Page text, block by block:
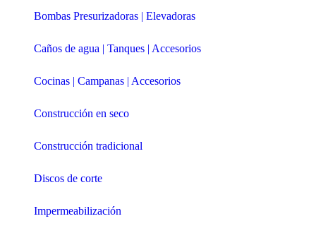
Bombas Presurizadoras | Elevadoras
Caños de agua | Tanques | Accesorios
Cocinas | Campanas | Accesorios
Construcción en seco
Construcción tradicional
Discos de corte
Impermeabilización